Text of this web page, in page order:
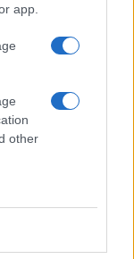
app.
other